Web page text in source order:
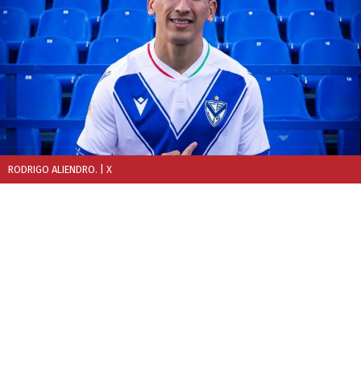
RODRIGO ALIENDRO. | X